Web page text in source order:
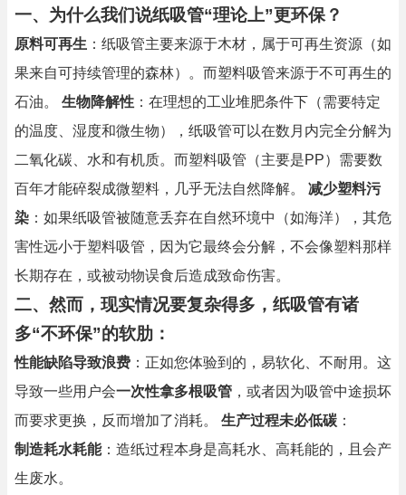
一、为什么我们说纸吸管“理论上”更环保？
原料可再生 ：纸吸管主要来源于木材，属于可再生资源（如
果来自可持续管理的森林）。而塑料吸管来源于不可再生的
石油。 生物降解性 ：在理想的工业堆肥条件下（需要特定
的温度、湿度和微生物），纸吸管可以在数月内完全分解为
二氧化碳、水和有机质。而塑料吸管（主要是PP）需要数
百年才能碎裂成微塑料，几乎无法自然降解。 减少塑料污
染 ：如果纸吸管被随意丢弃在自然环境中（如海洋），其危
害性远小于塑料吸管，因为它最终会分解，不会像塑料那样
长期存在，或被动物误食后造成致命伤害。
二、然而，现实情况要复杂得多，纸吸管有诸
多“不环保”的软肋：
性能缺陷导致浪费 ：正如您体验到的，易软化、不耐用。这
导致一些用户会一次性拿多根吸管 ，或者因为吸管中途损坏
而要求更换，反而增加了消耗。 生产过程未必低碳 ：
制造耗水耗能：造纸过程本身是高耗水、高耗能的，且会产
生废水。